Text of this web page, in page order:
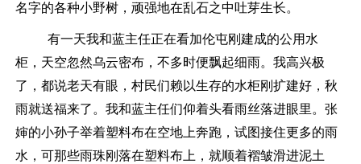
名字的各种小野树，顽强地在乱石之中吐芽生长。
有一天我和蓝主任正在看加伦屯刚建成的公用水
柜，天空忽然乌云密布，不多时便飘起细雨。我高兴极
了 ，都说老天有眼，村民们赖以生存的水柜刚扩建好，秋
雨就送福来了。我和蓝主任们仰着头看雨丝落进眼里。张
婶的小孙子举着塑料布在空地上奔跑，试图接住更多的雨
水，可那些雨珠刚落在塑料布上，就顺着褶皱滑进泥土